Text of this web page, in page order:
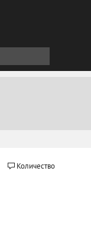
Количество